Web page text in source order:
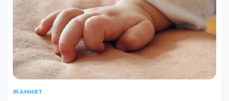
ЖАМИЯТ